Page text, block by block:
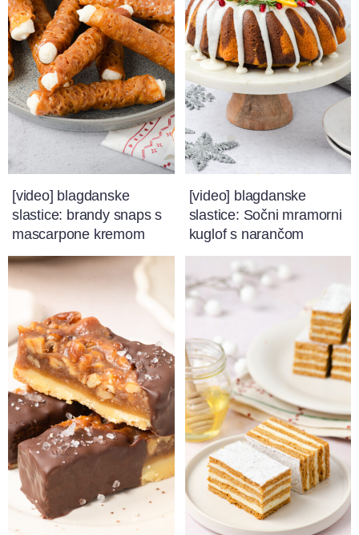
[video] blagdanske
slastice: brandy snaps s
mascarpone kremom
[video] blagdanske
slastice: Sočni mramorni
kuglof s narančom